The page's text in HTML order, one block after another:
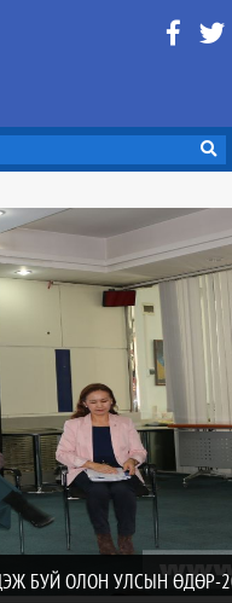
БУЙ ОЛОН УЛСЫН ӨДӨР-